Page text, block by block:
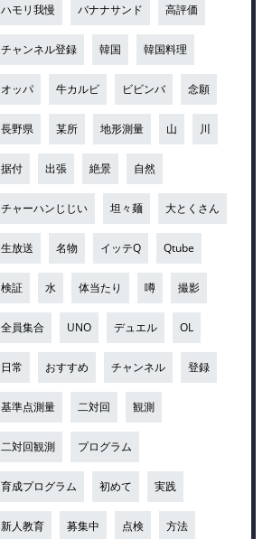
ハモリ我慢 バナナサンド 高評価
チャンネル登録 韓国 韓国料理
オッパ 牛カルビ ビビンバ 念願
長野県 某所 地形測量 山 川
据付 出張 絶景 自然
チャーハンじじい 坦々麺 大とくさん
生放送 名物 イッテQ Qtube
検証 水 体当たり 噂 撮影
全員集合 UNO デュエル OL
日常 おすすめ チャンネル 登録
基準点測量 二対回 観測
二対回観測 プログラム
育成プログラム 初めて 実践
新人教育 募集中 点検 方法